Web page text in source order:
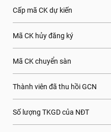
Cấp mã CK dự kiến
Mã CK hủy đăng ký
Mã CK chuyển sàn
Thành viên đã thu hồi GCN
Số lượng TKGD của NĐT